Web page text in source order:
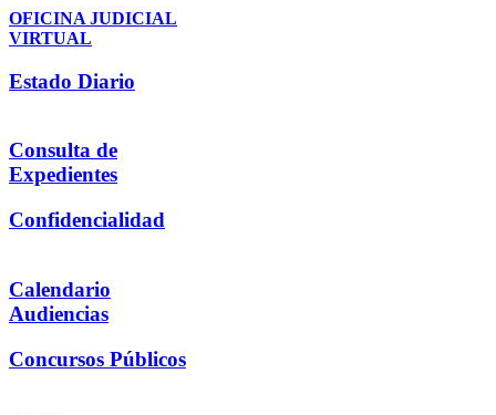
OFICINA JUDICIAL
VIRTUAL
Estado Diario
Consulta de
Expedientes
Confidencialidad
Calendario
Audiencias
Concursos Públicos